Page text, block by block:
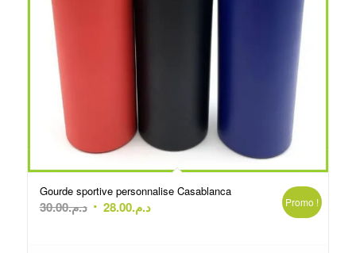
Gourde sportive personnalise Casablanca
د.م.30.00
Le
د.م.28.00
Le
Promo !